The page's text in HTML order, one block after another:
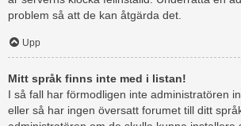
problem så att de kan åtgärda det.
Upp
Mitt språk finns inte med i listan!
I så fall har förmodligen inte administratören
eller så har ingen översatt forumet till ditt